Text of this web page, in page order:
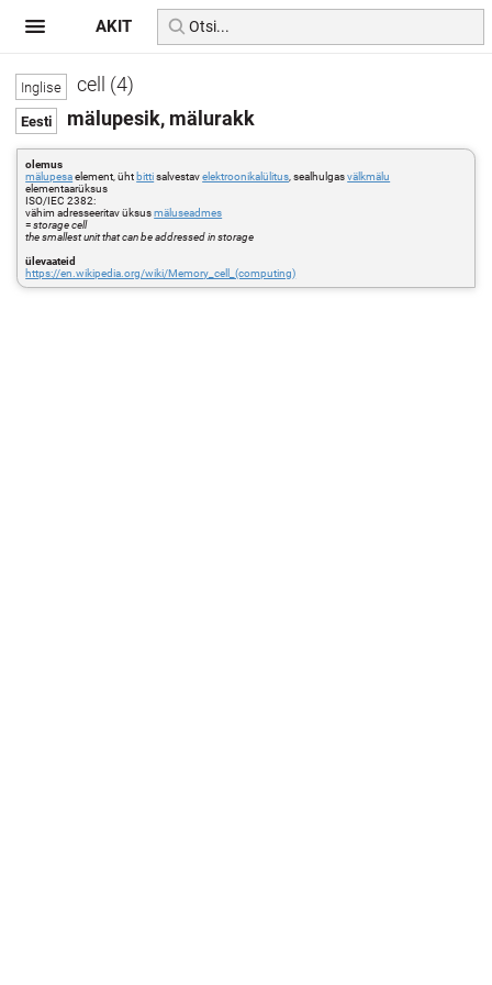
cell (4)
mälupesik, mälurakk
olemus
mälupesaelement, üht bittisalvestavelektroonikalülitus , sealhulgasvälkmälu
elementaarüksus
ISO/IEC 2382:
vähim adresseeritav üksusmäluseadmes
=storage cell
the smallest unit that can be addressed in storage
ülevaateid
https://en.wikipedia.org/wiki/Memory_cell_(computing)
AKIT